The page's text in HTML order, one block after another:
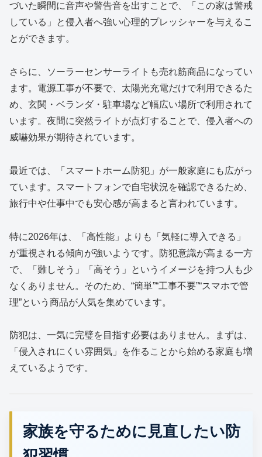
づいた瞬間に音声や警告音を出すことで、「この家は警戒
している」と侵入者へ強い心理的プレッシャーを与えるこ
とができます。
さらに、ソーラーセンサーライトも売れ筋商品になってい
ます。電源工事が不要で、太陽光充電だけで利用できるた
め、玄関・ベランダ・駐車場など幅広い場所で利用されて
います。夜間に突然ライトが点灯することで、侵入者への
威嚇効果が期待されています。
最近では、「スマートホーム防犯」が一般家庭にも広がっ
ています。スマートフォンで自宅状況を確認できるため、
旅行中や仕事中でも安心感が高まると言われています。
特に2026年は、「高性能」よりも「気軽に導入できる」
が重視される傾向が強いようです。防犯意識が高まる一方
で、「難しそう」「高そう」というイメージを持つ人も少
なくありません。そのため、“簡単”“工事不要”“スマホで管
理”という商品が人気を集めています。
防犯は、一気に完璧を目指す必要はありません。まずは、
「侵入されにくい雰囲気」を作ることから始める家庭も増
えているようです。
家族を守るために見直したい防